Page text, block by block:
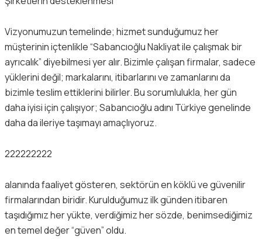
Vizyonumuzun temelinde; hizmet sunduğumuz her
müşterinin içtenlikle “Sabancıoğlu Nakliyat ile çalışmak bir
ayrıcalık” diyebilmesi yer alır. Bizimle çalışan firmalar, sadece
yüklerini değil; markalarını, itibarlarını ve zamanlarını da
bizimle teslim ettiklerini bilirler. Bu sorumlulukla, her gün
daha iyisi için çalışıyor; Sabancıoğlu adını Türkiye genelinde
daha da ileriye taşımayı amaçlıyoruz.
222222222
alanında faaliyet gösteren, sektörün en köklü ve güvenilir
firmalarından biridir. Kurulduğumuz ilk günden itibaren
taşıdığımız her yükte, verdiğimiz her sözde, benimsediğimiz
en temel değer “güven” oldu.